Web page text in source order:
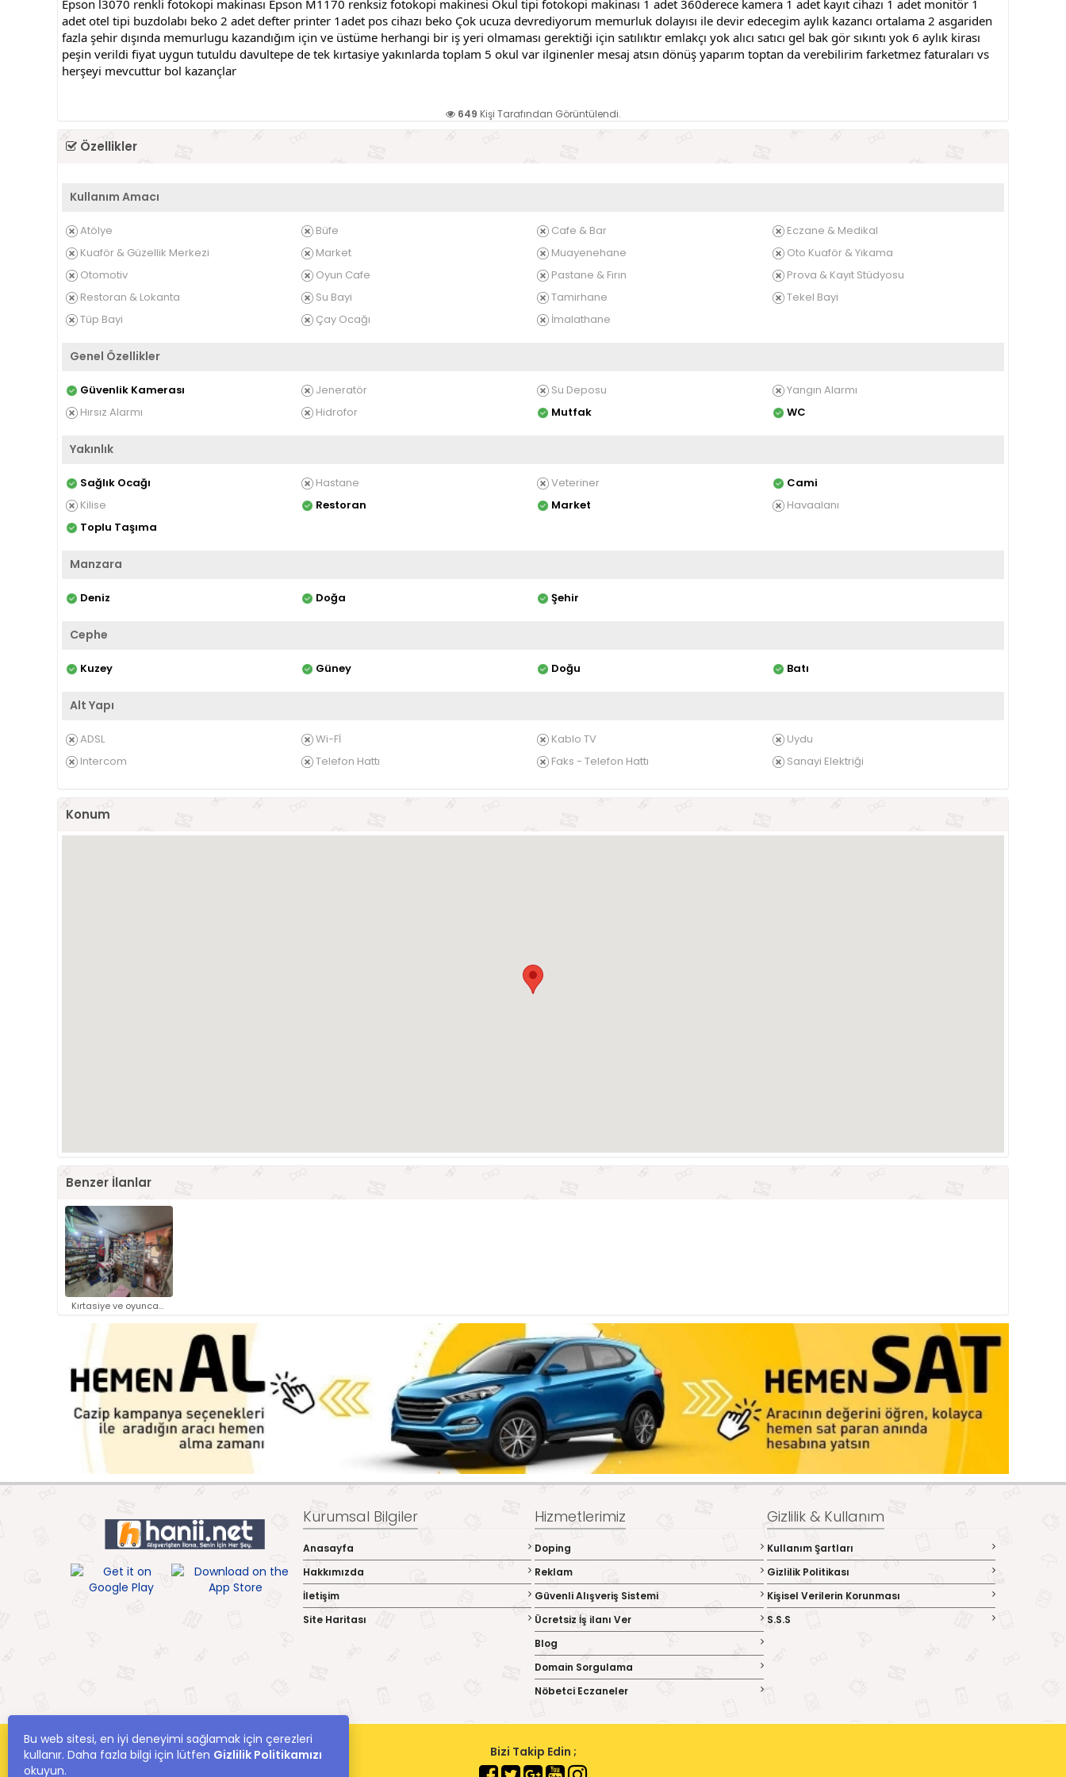
Epson l3070 renkli fotokopi makinası Epson M1170 renksiz fotokopi makinesi Okul tipi fotokopi makinası 1 adet 360derece kamera 1 adet kayıt cihazı 1 adet monitör 1
adet otel tipi buzdolabı beko 2 adet defter printer 1adet pos cihazı beko Çok ucuza devrediyorum memurluk dolayısı ile devir edecegim aylık kazancı ortalama 2 asgariden
fazla şehir dışında memurlugu kazandığım için ve üstüme herhangi bir iş yeri olmaması gerektiği için satılıktır emlakçı yok alıcı satıcı gel bak gör sıkıntı yok 6 aylık kirası
peşin verildi fiyat uygun tutuldu davultepe de tek kırtasiye yakınlarda toplam 5 okul var ilginenler mesaj atsın dönüş yaparım toptan da verebilirim farketmez faturaları vs
herşeyi mevcuttur bol kazançlar
649 Kişi Tarafından Görüntülendi.
Özellikler
Kullanım Amacı
Atölye Büfe Cafe & Bar
Eczane & Medikal
Kuaför & Güzellik Merkezi
Market Muayenehane
Oto Kuaför & Yıkama
Otomotiv
Oyun Cafe Pastane & Fırın
Prova & Kayıt Stüdyosu
Restoran & Lokanta
Su Bayi Tamirhane
Tekel Bayi
Tüp Bayi
Çay Ocağı İmalathane
Genel Özellikler
Güvenlik Kamerası Jeneratör Su Deposu
Yangın Alarmı
Hırsız Alarmı
Hidrofor Mutfak WC
Yakınlık
Sağlık Ocağı Hastane Veteriner
Cami
Kilise
Restoran Market
Havaalanı
Toplu Taşıma
Manzara
Deniz Doğa Şehir
Cephe
Kuzey Güney Doğu Batı
Alt Yapı
ADSL Wi-Fİ Kablo TV
Uydu
Intercom
Telefon Hattı Faks - Telefon Hattı Sanayi Elektriği
Konum
Benzer İlanlar
Kırtasiye ve oyuncak ..
Kurumsal Bilgiler
Anasayfa
Hakkımızda
İletişim
Site Haritası
Hizmetlerimiz
Doping
Reklam
Güvenli Alışveriş Sistemi
Ücretsiz İş ilanı Ver
Blog
Domain Sorgulama
Nöbetci Eczaneler
Gizlilik & Kullanım
Kullanım Şartları
Gizlilik Politikası
Kişisel Verilerin Korunması
S.S.S
Bizi Takip Edin ;
Bu web sitesi, en iyi deneyimi sağlamak için çerezleri
kullanır. Daha fazla bilgi için lütfen Gizlilik Politikamızı
okuyun.